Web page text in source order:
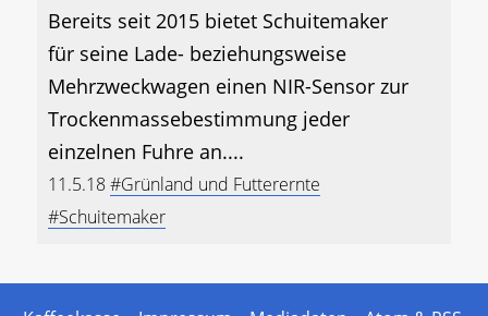
Bereits seit 2015 bietet Schuitemaker
für seine Lade- beziehungsweise
Mehrzweckwagen einen NIR-Sensor zur
Trockenmassebestimmung jeder
einzelnen Fuhre an....
11.5.18#Grünland und Futterernte
#Schuitemaker